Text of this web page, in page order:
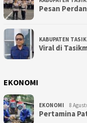
Pesan
KABUPATEN
Viral di
EKONOMI
EKONOMI 8
Pertamina